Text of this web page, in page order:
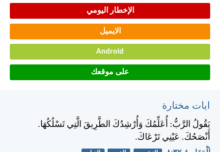
الإخطار اليومي
الايميل
Android
على موقعك
ايات مختارة
يَقُولُ الرَّبُّ: أُعَلِّمُكَ وَأُرْشِدُكَ الطَّرِيقَ الَّتِي تَسْلُكُهَا.
أَنْصَحُكَ. عَيْنِي تَرْعَاكَ.